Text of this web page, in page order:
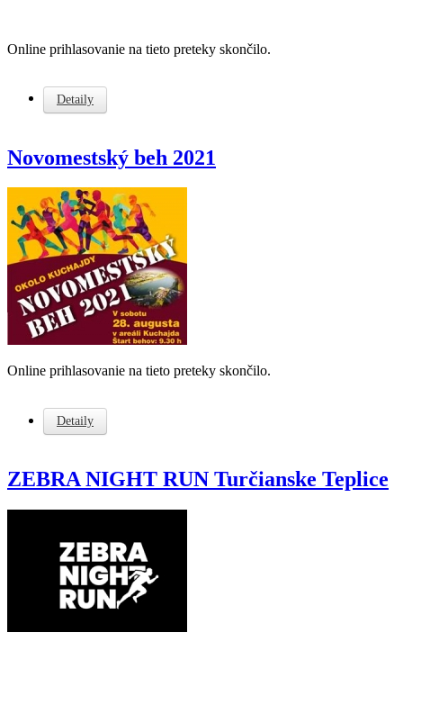
Online prihlasovanie na tieto preteky skončilo.
Detaily
Novomestský beh 2021
Online prihlasovanie na tieto preteky skončilo.
Detaily
ZEBRA NIGHT RUN Turčianske Teplice